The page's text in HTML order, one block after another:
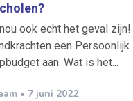
uw profielfoto
ook echt het geval
een Persoonlijk
aan. Wat is het...
• 7 juni 2022
vacatures